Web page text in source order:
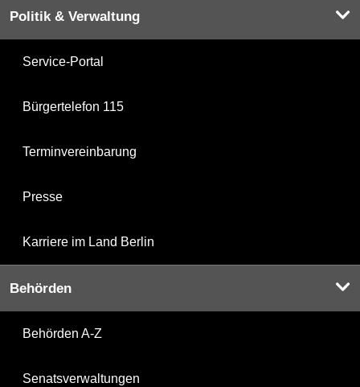
Politik & Verwaltung
Service-Portal
Bürgertelefon 115
Terminvereinbarung
Presse
Karriere im Land Berlin
Behörden
Behörden A-Z
Senatsverwaltungen